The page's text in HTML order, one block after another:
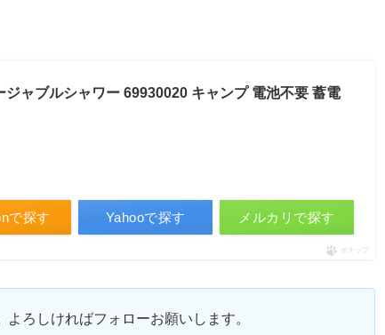
ジャブルシャワー 69930020 キャンプ 電池不要 蓄電
で探す Yahooで探す メルカリで探す
ポチップ
ろしければフォローお願いします。